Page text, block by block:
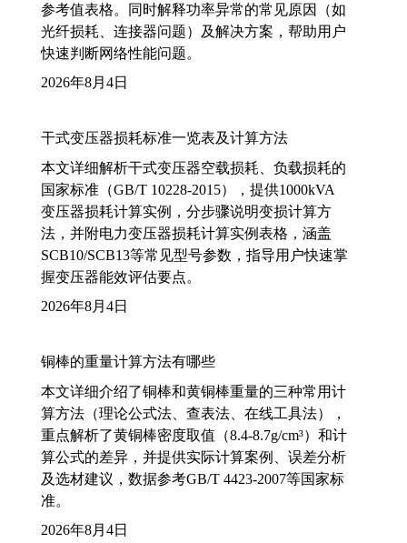
参考值表格。同时解释功率异常的常见原因（如
光纤损耗、连接器问题）及解决方案，帮助用户
快速判断网络性能问题。
2026年8月4日
干式变压器损耗标准一览表及计算方法
本文详细解析干式变压器空载损耗、负载损耗的
国家标准（GB/T 10228-2015），提供1000kVA
变压器损耗计算实例，分步骤说明变损计算方
法，并附电力变压器损耗计算实例表格，涵盖
SCB10/SCB13等常见型号参数，指导用户快速掌
握变压器能效评估要点。
2026年8月4日
铜棒的重量计算方法有哪些
本文详细介绍了铜棒和黄铜棒重量的三种常用计
算方法（理论公式法、查表法、在线工具法），
重点解析了黄铜棒密度取值（8.4-8.7g/cm³）和计
算公式的差异，并提供实际计算案例、误差分析
及选材建议，数据参考GB/T 4423-2007等国家标
准。
2026年8月4日